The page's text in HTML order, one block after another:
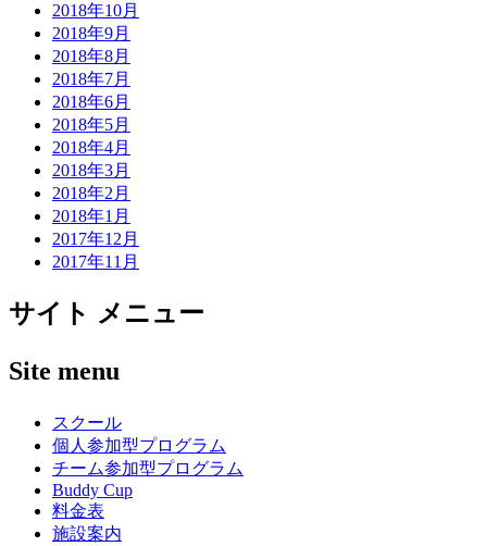
2018年10月
2018年9月
2018年8月
2018年7月
2018年6月
2018年5月
2018年4月
2018年3月
2018年2月
2018年1月
2017年12月
2017年11月
サイト メニュー
Site menu
スクール
個人参加型プログラム
チーム参加型プログラム
Buddy Cup
料金表
施設案内